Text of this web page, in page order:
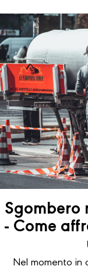
Sgombero
- Come
Nel momento in